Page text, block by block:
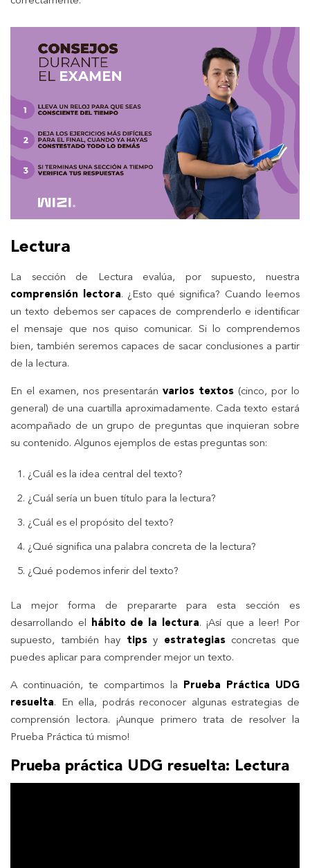
Lectura
La sección de Lectura evalúa, por supuesto, nuestra
comprensión lectora. ¿Esto qué significa? Cuando leemos
un texto debemos ser capaces de comprenderlo e identificar
el mensaje que nos quiso comunicar. Si lo comprendemos
bien, también seremos capaces de sacar conclusiones a partir
de la lectura.
En el examen, nos presentarán varios textos (cinco, por lo
general) de una cuartilla aproximadamente. Cada texto estará
acompañado de un grupo de preguntas que inquieran sobre
su contenido. Algunos ejemplos de estas preguntas son:
¿Cuál es la idea central del texto?
¿Cuál sería un buen título para la lectura?
¿Cuál es el propósito del texto?
¿Qué significa una palabra concreta de la lectura?
¿Qué podemos inferir del texto?
La mejor forma de prepararte para esta sección es
desarrollando el hábito de la lectura. ¡Así que a leer! Por
supuesto, también hay tipsy estrategias concretas que
puedes aplicar para comprender mejor un texto.
A continuación, te compartimos la Prueba Práctica UDG
resuelta. En ella, podrás reconocer algunas estrategias de
comprensión lectora. ¡Aunque primero trata de resolver la
Prueba Práctica tú mismo!
Prueba práctica UDG resuelta: Lectura